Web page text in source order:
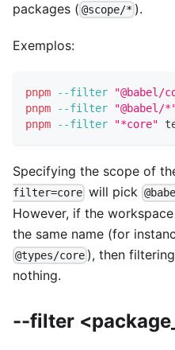
packages ( @scope/* ).
Exemplos:
pnpm --filter "@babel/
pnpm
--filter "@babel/
pnpm
--filter "*core"
Specifying the scope of
filter=core will pick
However, if the
the same name (for
@types/core ), then
nothing.
--filter